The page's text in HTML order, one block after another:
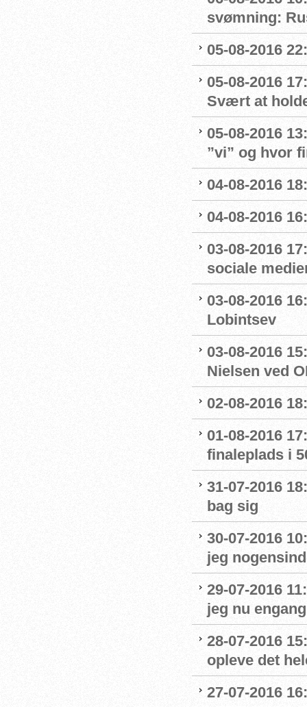
svømning:
05-08-2016
05-08-2016
Svært at
05-08-2016
”vi” og hvor
04-08-2016
04-08-2016
03-08-2016
sociale
03-08-2016
Lobintsev
03-08-2016
Nielsen ved
02-08-2016
01-08-2016
finaleplads i
31-07-2016
bag sig
30-07-2016
jeg
29-07-2016
jeg nu
28-07-2016
opleve det
27-07-2016